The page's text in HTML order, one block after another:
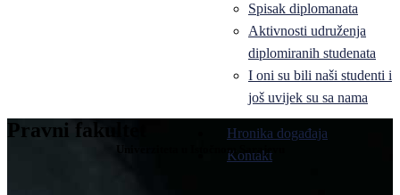
Spisak diplomanata
Aktivnosti udruženja
diplomiranih studenata
I oni su bili naši studenti i
još uvijek su sa nama
Hronika događaja
Kontakt
Pravni fakultet
Univerziteta u Istočnom Sarajevu